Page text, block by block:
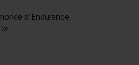
d'Endurance